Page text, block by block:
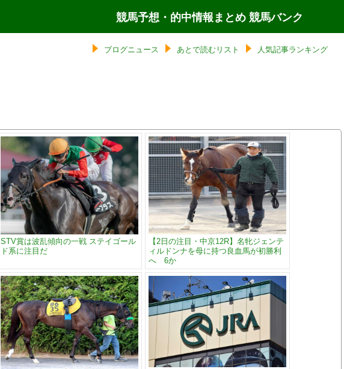
競馬予想・的中情報まとめ 競馬バンク
ブログニュース あとで読むリスト 人気記事ランキング
STV賞は波乱傾向の一戦 ステイゴール
ド系に注目だ
【2日の注目・中京12R】名牝ジェンテ
ィルドンナを母に持つ良血馬が初勝利
へ 6か